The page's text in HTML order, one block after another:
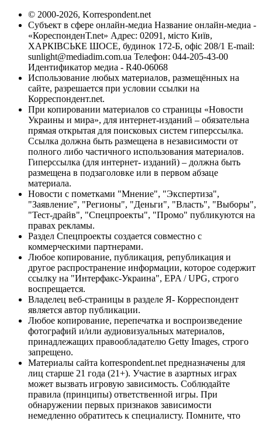
© 2000-2026, Korrespondent.net
Субъект в сфере онлайн-медиа Название онлайн-медиа -
«КореспонденТ.net» Адрес: 02091, місто Київ,
ХАРКІВСЬКЕ ШОСЕ, будинок 172-Б, офіс 208/1 E-mail:
sunlight@mediadim.com.ua Телефон: 044-205-43-00
Идентификатор медиа - R40-06068
Использование любых материалов, размещённых на
сайте, разрешается при условии ссылки на
Корреспондент.net.
При копировании материалов со страницы «Новости
Украины и мира», для интернет-изданий – обязательна
прямая открытая для поисковых систем гиперссылка.
Ссылка должна быть размещена в независимости от
полного либо частичного использования материалов.
Гиперссылка (для интернет- изданий) – должна быть
размещена в подзаголовке или в первом абзаце
материала.
Новости с пометками "Мнение", "Экспертиза",
"Заявление", "Регионы", "Деньги", "Власть", "Выборы",
"Тест-драйв", "Спецпроекты", "Промо" публикуются на
правах рекламы.
Раздел Спецпроекты создается совместно с
коммерческими партнерами.
Любое копирование, публикация, републикация и
другое распространение информации, которое содержит
ссылку на "Интерфакс-Украина", EPA / UPG, строго
воспрещается.
Владелец веб-страницы в разделе Я- Корреспондент
является автор публикации.
Любое копирование, перепечатка и воспроизведение
фотографий и/или аудиовизуальных материалов,
принадлежащих правообладателю Getty Images, строго
запрещено.
Материалы сайта korrespondent.net предназначены для
лиц старше 21 года (21+). Участие в азартных играх
может вызвать игровую зависимость. Соблюдайте
правила (принципы) ответственной игры. При
обнаружении первых признаков зависимости
немедленно обратитесь к специалисту. Помните, что